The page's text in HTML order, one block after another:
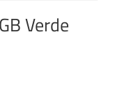
Verde